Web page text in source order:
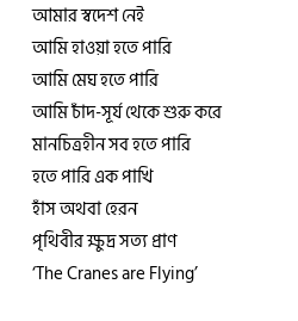
আমার স্বদেশ নেই
আমি হাওয়া হতে পারি
আমি মেঘ হতে পারি
আমি চাঁদ-সূর্য থেকে শুরু করে
মানচিত্রহীন সব হতে পারি
হতে পারি এক পাখি
হাঁস অথবা হেরন
পৃথিবীর ক্ষুদ্র সত্য প্রাণ
‘The Cranes are Flying’